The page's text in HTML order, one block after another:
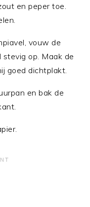
en peper toe.
vouw de
op. Maak de
goed dichtplakt.
en bak de